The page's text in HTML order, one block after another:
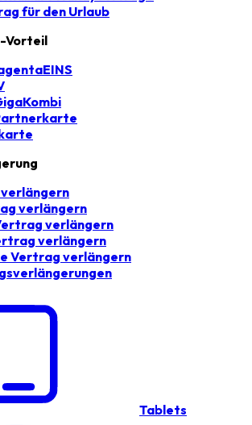
für den Urlaub
Vorteil
verlängern
verlängern
verlängern
Vertrag verlängern
Tablets